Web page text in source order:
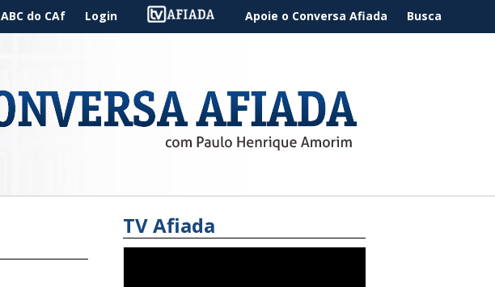
ABC do CAf Login Apoie o Conversa Afiada Busca
TV Afiada